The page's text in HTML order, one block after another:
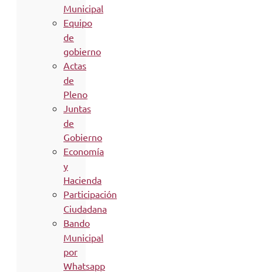
Municipal
Equipo
de
gobierno
Actas
de
Pleno
Juntas
de
Gobierno
Economía
y
Hacienda
Participación
Ciudadana
Bando
Municipal
por
Whatsapp